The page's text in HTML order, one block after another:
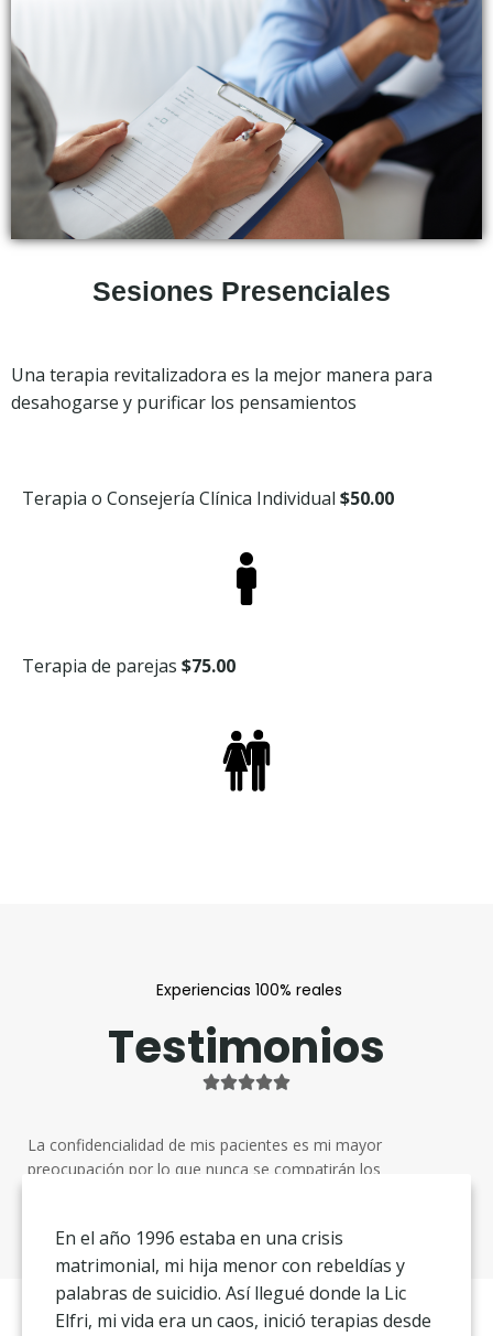
Sesiones Presenciales
Una terapia revitalizadora es la mejor manera para
desahogarse y purificar los pensamientos
Terapia o Consejería Clínica Individual $50.00
Terapia de parejas $75.00
Experiencias 100% reales
Testimonios

La confidencialidad de mis pacientes es mi mayor
preocupación por lo que nunca se compatirán los
En el año 1996 estaba en una crisis
matrimonial, mi hija menor con rebeldías y
palabras de suicidio. Así llegué donde la Lic
Elfri, mi vida era un caos, inició terapias desde